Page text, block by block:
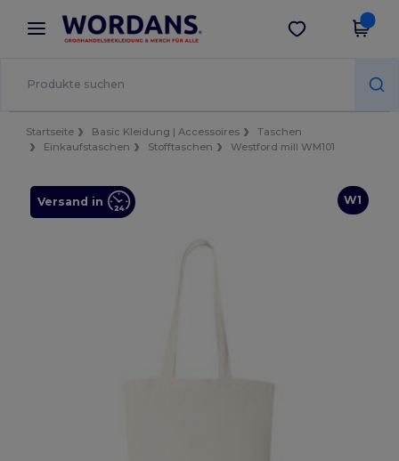
× Wordans App
Bessere Preise in der App!
App holen
Startseite Basic Kleidung | Accessoires
Taschen
Einkaufstaschen
Stofftaschen Westford mill WM101
W1
Versand in